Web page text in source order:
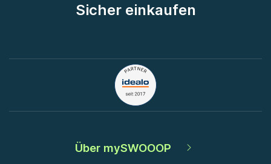
Sicher einkaufen
Über mySWOOOP